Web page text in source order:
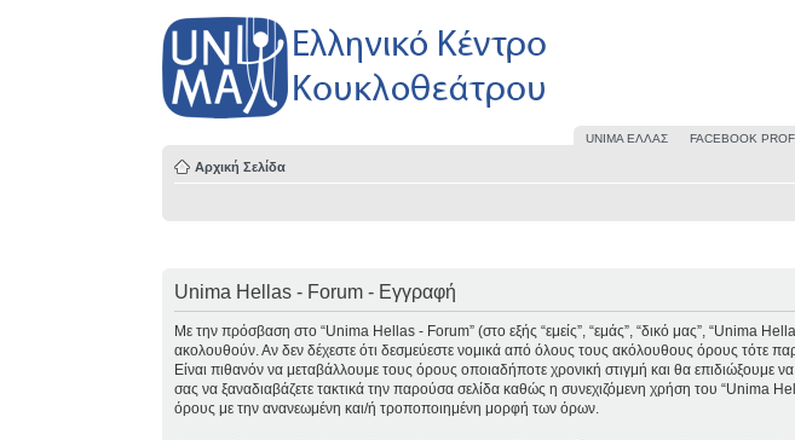
UΝΙΜΑ ΕΛΛΑΣ FACEBOOK
Αρχική Σελίδα
Unima Hellas - Forum - Εγγραφή
Με την πρόσβαση στο “Unima Hellas - Forum” (στο εξής “εμείς”, “εμάς”, “δικό μας”, “Unima
ακολουθούν. Αν δεν δέχεστε ότι δεσμεύεστε νομικά από όλους τους ακόλουθους όρους τότε
Είναι πιθανόν να μεταβάλλουμε τους όρους οποιαδήποτε χρονική στιγμή και θα
σας να ξαναδιαβάζετε τακτικά την παρούσα σελίδα καθώς η συνεχιζόμενη χρήση του “Unima
όρους με την ανανεωμένη και/ή τροποποιημένη μορφή των όρων.